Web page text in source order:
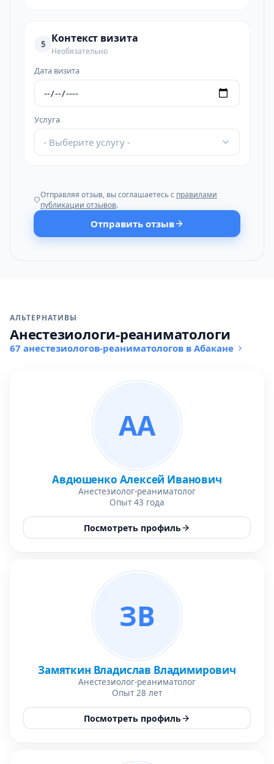
5 Контекст визита
Необязательно
Дата визита
Услуга
- Выберите услугу -
Отправляя отзыв, вы соглашаетесь с правилами
публикации отзывов.
Отправить отзыв
АЛЬТЕРНАТИВЫ
Анестезиологи-реаниматологи
67 анестезиологов-реаниматологов в Абакане
АА
Авдюшенко Алексей Иванович
Анестезиолог-реаниматолог
Опыт 43 года
Посмотреть профиль
ЗВ
Замяткин Владислав Владимирович
Анестезиолог-реаниматолог
Опыт 28 лет
Посмотреть профиль